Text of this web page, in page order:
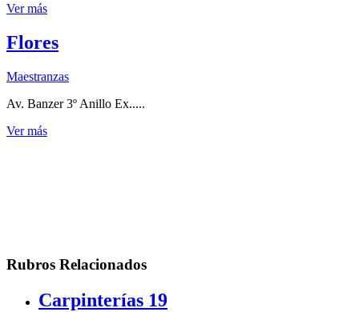
Ver más
Flores
Maestranzas
Av. Banzer 3º Anillo Ex.....
Ver más
Rubros Relacionados
Carpinterías 19